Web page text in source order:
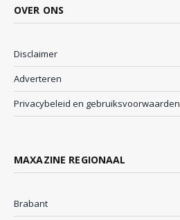
OVER ONS
Disclaimer
Adverteren
Privacybeleid en gebruiksvoorwaarden
MAXAZINE REGIONAAL
Brabant